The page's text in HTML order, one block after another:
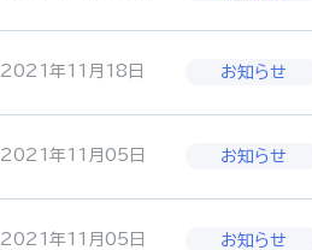
2021年11月18日
2021年11月05日
2021年11月05日